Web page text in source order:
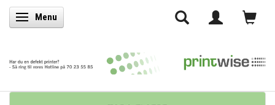
Skifte navigation
Menu